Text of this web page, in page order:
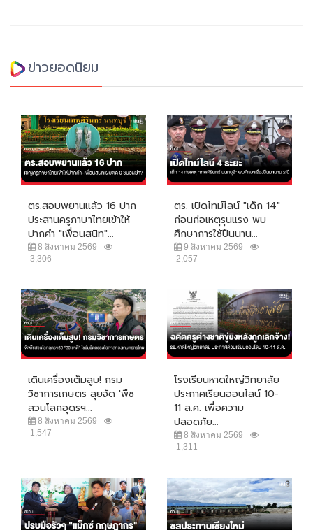
ข่าวยอดนิยม
ตร.สอบพยานแล้ว 16 ปาก
ประสานครูภาษาไทยเข้าให้
ปากคำ "เพื่อนสนิท"...
8 สิงหาคม 2569
3,306
ตร. เปิดไทม์ไลน์ "เด็ก 14"
ก่อนก่อเหตุรุนแรง พบ
ศึกษาการใช้ปืนนาน...
9 สิงหาคม 2569
2,057
เดินเครื่องเต็มสูบ! กรม
วิชาการเกษตร ลุยจัด 'พืช
สวนโลกอุดรฯ...
8 สิงหาคม 2569
1,547
โรงเรียนหาดใหญ่วิทยาลัย
ประกาศเรียนออนไลน์ 10-
11 ส.ค. เพื่อความ
ปลอดภัย...
8 สิงหาคม 2569
1,311